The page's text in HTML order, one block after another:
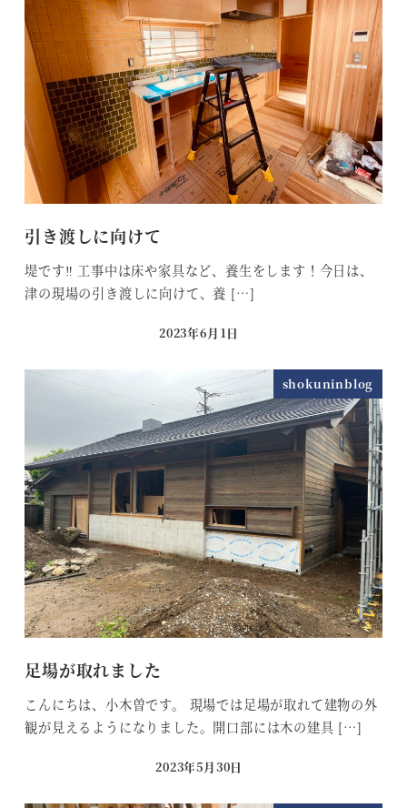
引き渡しに向けて
堤です‼︎ 工事中は床や家具など、養生をします！今日は、
津の現場の引き渡しに向けて、養 […]
投稿日
2023年6月1日
shokuninblog
足場が取れました
こんにちは、小木曽です。 現場では足場が取れて建物の外
観が見えるようになりました。開口部には木の建具 […]
投稿日
2023年5月30日